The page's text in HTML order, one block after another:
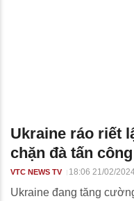
Ukraine ráo riết
chặn đà tấn
VTC NEWS TV 18:06 21/02/
Ukraine đang tăng